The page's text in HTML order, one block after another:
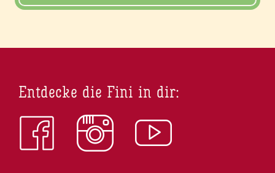
Entdecke die Fini in dir: